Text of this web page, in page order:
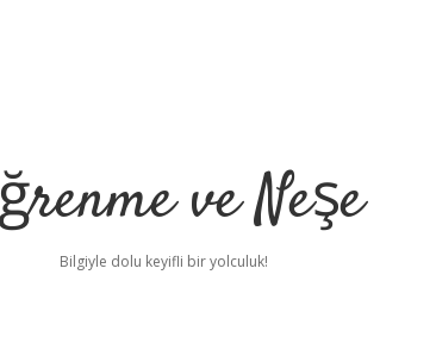
ve Neşe
Bilgiyle dolu keyifli bir yolculuk!